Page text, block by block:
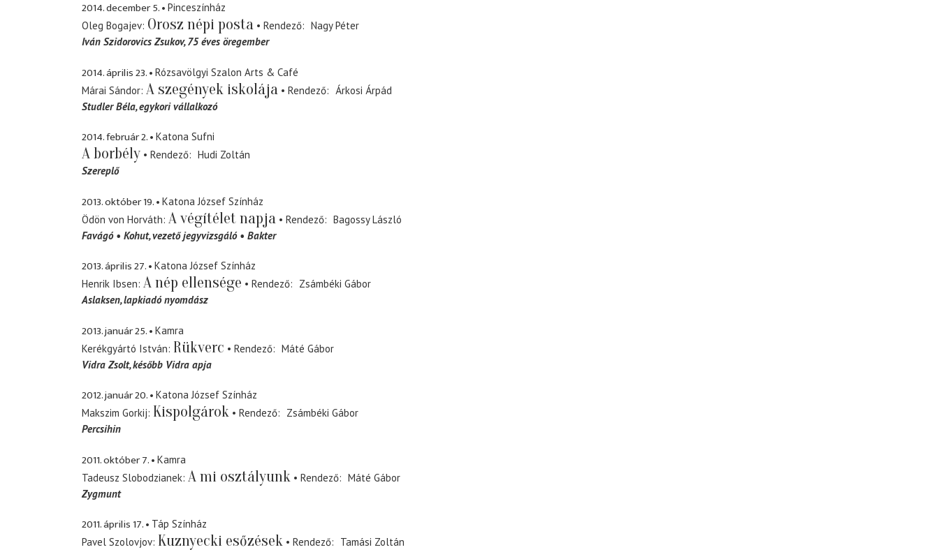
2014. december 5.
Pinceszínház
Oleg Bogajev Orosz népi posta Rendező
Nagy Péter
Iván Szidorovics Zsukov 75 éves öregember
2014. április 23.
Rózsavölgyi Szalon Arts & Café
Márai Sándor A szegények iskolája Rendező
Árkosi Árpád
Studler Béla egykori vállalkozó
2014. február 2. Katona Sufni
A borbély Rendező
Hudi Zoltán
Szereplő
2013. október 19.
Katona József Színház
Ödön von Horváth A végítélet napja Rendező
Bagossy László
Favágó
Kohut vezető jegyvizsgáló Bakter
2013. április 27.
Katona József Színház
Henrik Ibsen A nép ellensége Rendező
Zsámbéki Gábor
Aslaksen lapkiadó nyomdász
2013. január 25.
Kamra
Kerékgyártó István Rükverc Rendező
Máté Gábor
Vidra Zsolt később Vidra apja
2012. január 20.
Katona József Színház
Makszim Gorkij Kispolgárok Rendező
Zsámbéki Gábor
Percsihin
2011. október 7.
Kamra
Tadeusz Slobodzianek A mi osztályunk Rendező
Máté Gábor
Zygmunt
2011. április 17.
Táp Színház
Pavel Szolovjov Kuznyecki esőzések Rendező
Tamási Zoltán